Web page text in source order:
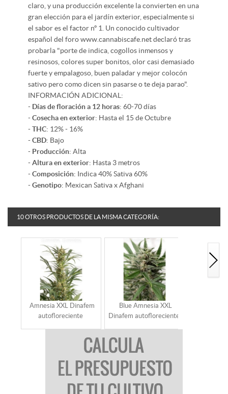
claro, y una producción excelente la convierten en una
gran elección para el jardín exterior, especialmente si
el sabor es el factor nº 1. Un conocido cultivador
español del foro www.cannabiscafe.net declaró tras
probarla "porte de indica, cogollos inmensos y
resinosos, colores super bonitos, olor casi demasiado
fuerte y empalagoso, buen paladar y mejor colocón
sativo pero como dicen sin pasarse o te deja parao".
INFORMACIÓN ADICIONAL:
- Días de floración a 12 horas: 60-70 días
-Cosecha en exterior: Hasta el 15 de Octubre
-THC: 12% - 16%
-CBD: Bajo
- Producción: Alta
-Altura en exterior: Hasta 3 metros
-Composición: Indica 40% Sativa 60%
-Genotipo: Mexican Sativa x Afghani
10 OTROS PRODUCTOS DE LA MISMA CATEGORÍA:
Amnesia XXL Dinafem
autofloreciente
Blue Amnesia XXL
Dinafem autofloreciente